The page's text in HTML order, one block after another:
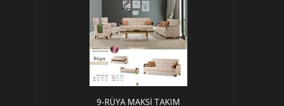
9-RÜYA MAKSİ TAKIM